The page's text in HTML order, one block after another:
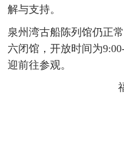
解与支持。
泉州湾古船陈列馆仍正
六闭馆，开放时间为
迎前往参观。